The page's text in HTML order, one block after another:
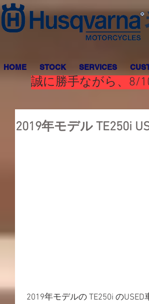
HOME STOCK SERVICES
誠に勝手ながら、8/
2019年モデル TE250i
2019年モデルの TE250i のUSED